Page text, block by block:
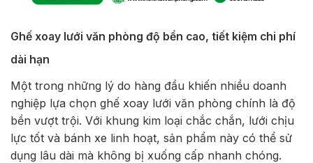
Ghế xoay lưới văn phòng độ bền cao, tiết kiệm chi phí
dài hạn
Một trong những lý do hàng đầu khiến nhiều doanh
nghiệp lựa chọn ghế xoay lưới văn phòng chính là độ
bền vượt trội. Với khung kim loại chắc chắn, lưới chịu
lực tốt và bánh xe linh hoạt, sản phẩm này có thể sử
dụng lâu dài mà không bị xuống cấp nhanh chóng.